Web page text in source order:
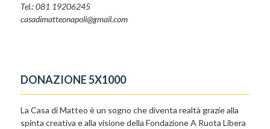
Tel.: 081 19206245
casadimatteonapoli@gmail.com
DONAZIONE 5X1000
La Casa di Matteo è un sogno che diventa realtà grazie alla
spinta creativa e alla visione della Fondazione A Ruota Libera